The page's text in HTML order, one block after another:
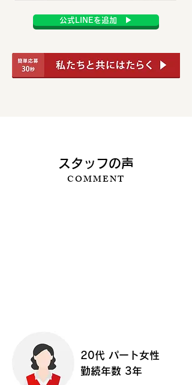
公式LINEを追加 ▶
​スタッフの声
COMMENT
20代 パート女性
勤続年数 3年